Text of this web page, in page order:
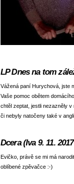
LP Dnes na tom
Vážená paní Hurychová, jste
Vaše pomoc obětem
chtěl zeptat, jestli nezazněly
či nebyly natočeny také v
Dcera (Iva 9. 11.
Evičko, právě se mi má
oblíbené zpěvačce :-)